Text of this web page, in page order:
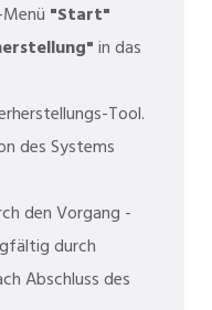
"Start"
in das
Tool.
des Systems
den Vorgang -
durch
Abschluss des